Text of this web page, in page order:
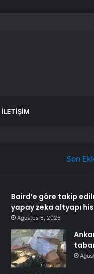
İLETIŞIM
Son
Baird’e göre takip
yapay zeka altyapı
Ağustos 6, 2026